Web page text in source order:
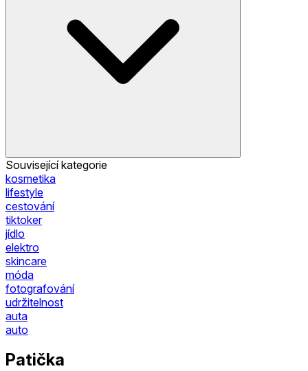
Související kategorie
kosmetika
lifestyle
cestování
tiktoker
jídlo
elektro
skincare
móda
fotografování
udržitelnost
auta
auto
Patička